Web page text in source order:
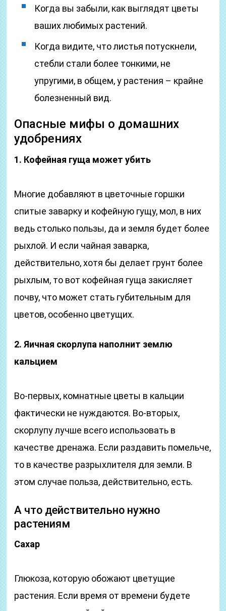
Когда вы забыли, как выглядят цветы
ваших любимых растений.
Когда видите, что листья потускнели,
стебли стали более тонкими, не
упругими, в общем, у растения – крайне
болезненный вид.
Опасные мифы о домашних
удобрениях
1. Кофейная гуща может убить
Многие добавляют в цветочные горшки
спитые заварку и кофейную гущу, мол, в них
ведь столько пользы, да и земля будет более
рыхлой. И если чайная заварка,
действительно, хотя бы делает грунт более
рыхлым, то вот кофейная гуща закисляет
почву, что может стать губительным для
цветов, особенно цветущих.
2. Яичная скорлупа наполнит землю
кальцием
Во-первых, комнатные цветы в кальции
фактически не нуждаются. Во-вторых,
скорлупу лучше всего использовать в
качестве дренажа. Если раздавить помельче,
то в качестве разрыхлителя для земли. В
этом случае польза, действительно, есть.
А что действительно нужно
растениям
Сахар
Глюкоза, которую обожают цветущие
растения. Если время от времени будете